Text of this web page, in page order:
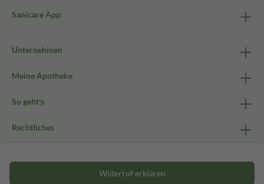
Sanicare App
Unternehmen
Meine Apotheke
So geht's
Rechtliches
Widerruf erklären